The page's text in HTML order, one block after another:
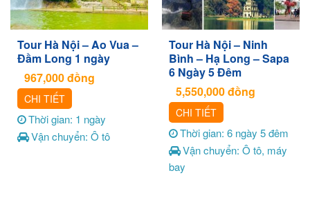
Tour Hà Nội – Ao Vua –
Đầm Long 1 ngày
967,000đồng
CHI TIẾT
Thời gian: 1 ngày
Vận chuyển: Ô tô
Tour Hà Nội – Ninh
Bình – Hạ Long – Sapa
6 Ngày 5 Đêm
5,550,000đồng
CHI TIẾT
Thời gian: 6 ngày 5 đêm
Vận chuyển: Ô tô, máy
bay